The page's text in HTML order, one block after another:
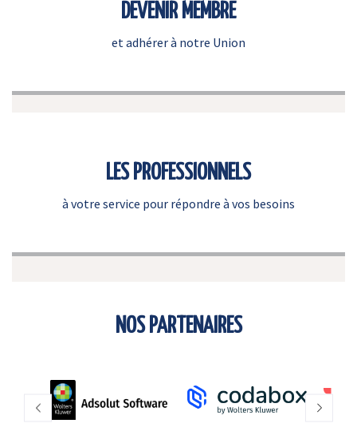
DEVENIR MEMBRE
et adhérer à notre Union
LES PROFESSIONNELS
à votre service pour répondre à vos besoins
NOS PARTENAIRES